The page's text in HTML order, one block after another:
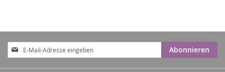
Anmeldung
zum
Newsletter:
Abonnieren